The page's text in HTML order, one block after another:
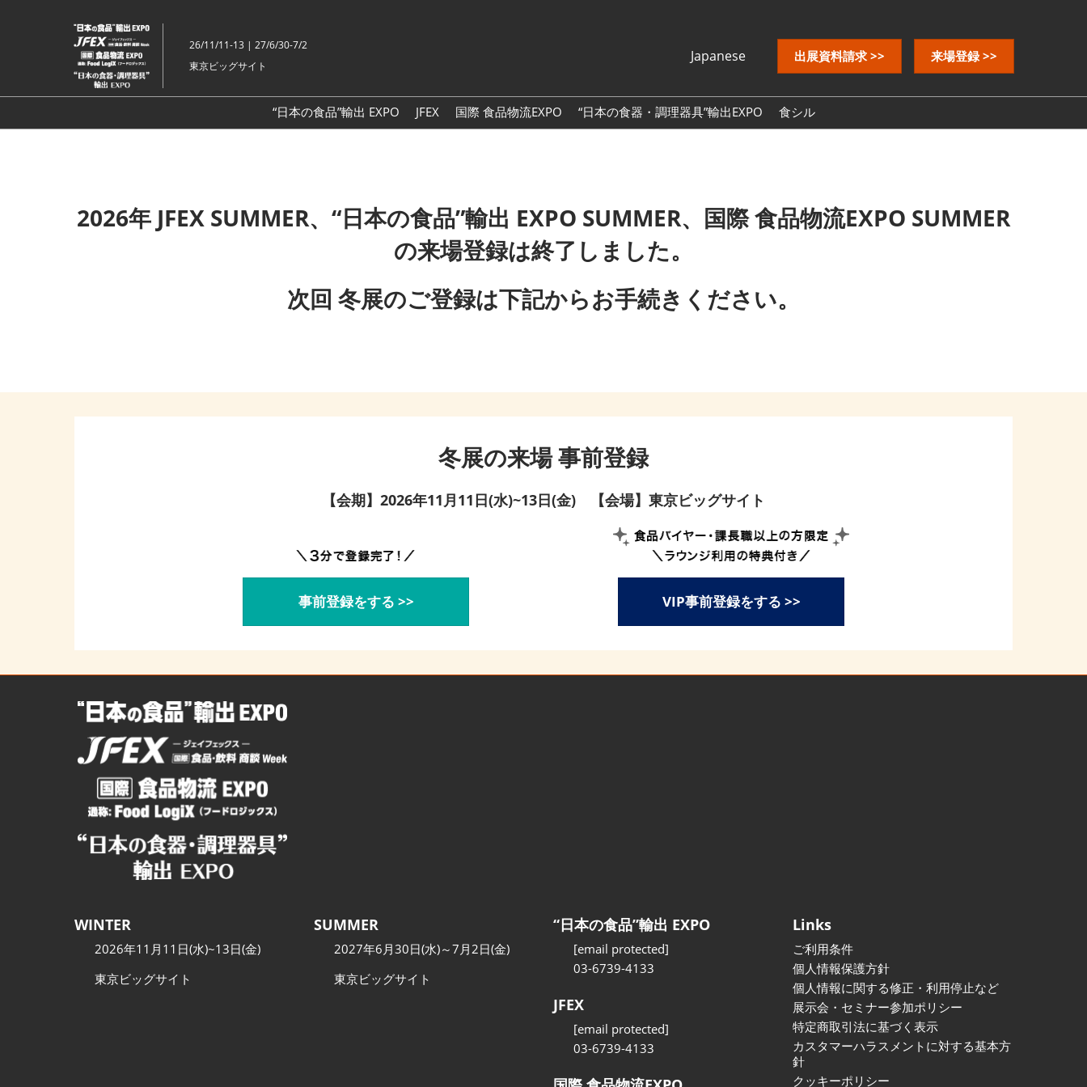
キ
ッ
プ
進
26/11/11-13 | 27/6/30-7/2
東京ビッグサイト
Japanese
English
简体中文
出展資料請求 >> 来場登録 >>
“日本の食品”輸出 EXPO JFEX 国際 食品物流EXPO “日本の食器・調理器具”輸出EXPO 食シル
2026年 JFEX SUMMER、“日本の食品”輸出 EXPO SUMMER、国際 食品物流EXPO SUMMER
の来場登録は終了しました。
次回 冬展のご登録は下記からお手続きください。
冬展の来場 事前登録
【会期】2026年11月11日(水)~13日(金) 【会場】東京ビッグサイト
事前登録をする >> VIP事前登録をする >>
WINTER
2026年11月11日(水)~13日(金)
東京ビッグサイト
SUMMER
2027年6月30日(水)～7月2日(金)
東京ビッグサイト
“日本の食品”輸出 EXPO
[email protected]
03-6739-4133
JFEX
[email protected]
03-6739-4133
Links
ご利用条件
個人情報保護方針
個人情報に関する修正・利用停止など
展示会・セミナー参加ポリシー
特定商取引法に基づく表示
カスタマーハラスメントに対する基本方
針
クッキーポリシー